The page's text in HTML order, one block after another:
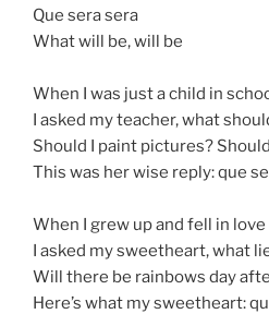
Que sera sera
What will be, will be
When I was just a child in
I asked my teacher, what
Should I paint pictures?
This was her wise reply: que
When I grew up and fell in love
I asked my sweetheart, what
Will there be rainbows day
Here’s what my sweetheart: